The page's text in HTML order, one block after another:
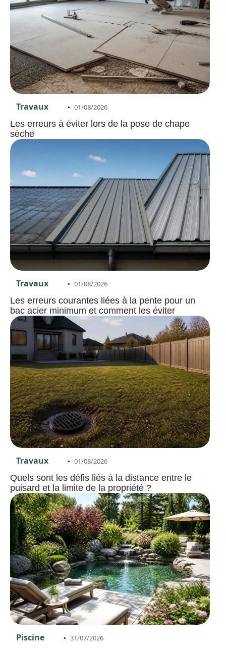
Travaux 01/08/2026
Les erreurs à éviter lors de la pose de chape
sèche
Travaux 01/08/2026
Les erreurs courantes liées à la pente pour un
bac acier minimum et comment les éviter
Travaux 01/08/2026
Quels sont les défis liés à la distance entre le
puisard et la limite de la propriété ?
Piscine 31/07/2026